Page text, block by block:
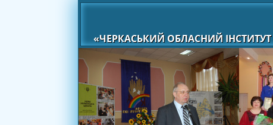
«ЧЕРКАСЬКИЙ ОБЛАСНИЙ